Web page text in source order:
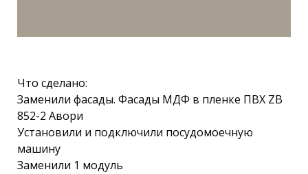
Что сделано:
Заменили фасады. Фасады МДФ в пленке ПВХ ZB
852-2 Авори
Установили и подключили посудомоечную
машину
Заменили 1 модуль